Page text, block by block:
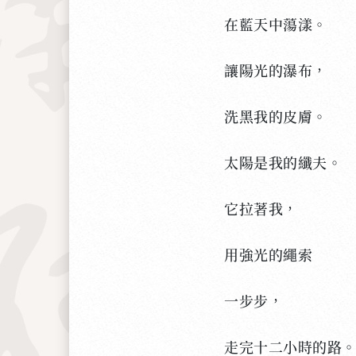
在藍天中蕩漾。
讓陽光的瀑布，
洗黑我的皮膚。
太陽是我的纖夫。
它拉著我，
用強光的繩索
一步步，
走完十二小時的路。